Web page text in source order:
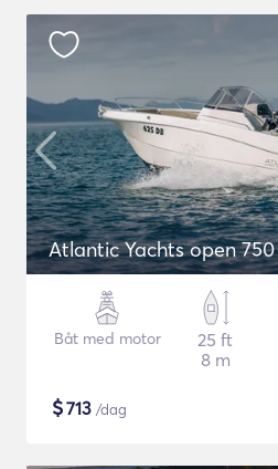
Atlantic Yachts open 750
Båt med motor
25 ft
8 m
$713 /dag